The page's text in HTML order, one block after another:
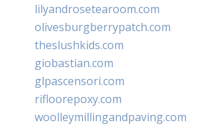
lilyandrosetearoom.com
olivesburgberrypatch.com
theslushkids.com
giobastian.com
glpascensori.com
rifloorepoxy.com
woolleymillingandpaving.com